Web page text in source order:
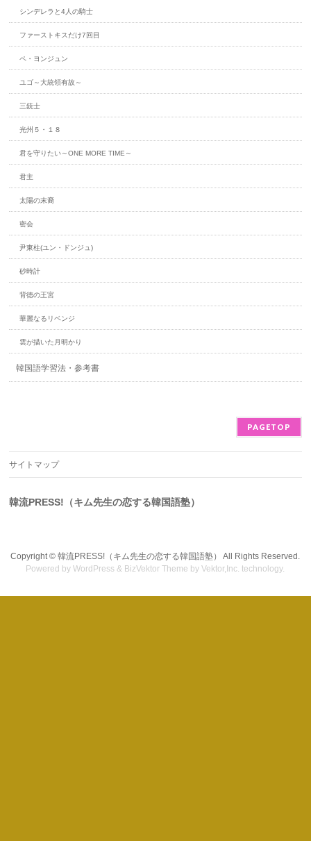
シンデレラと4人の騎士
ファーストキスだけ7回目
ペ・ヨンジュン
ユゴ～大統領有故～
三銃士
光州５・１８
君を守りたい～ONE MORE TIME～
君主
太陽の末裔
密会
尹東柱(ユン・ドンジュ)
砂時計
背徳の王宮
華麗なるリベンジ
雲が描いた月明かり
韓国語学習法・参考書
PAGETOP
サイトマップ
韓流PRESS!（キム先生の恋する韓国語塾）
Copyright ©韓流PRESS!（キム先生の恋する韓国語塾）
All Rights Reserved.
Powered byWordPress & BizVektor Theme by Vektor,Inc. technology.